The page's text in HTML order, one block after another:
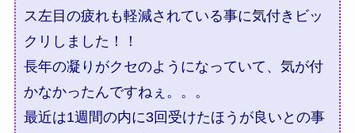
ス左目の疲れも軽減されている事に気付きビッ
クリしました！！
長年の凝りがクセのようになっていて、気が付
かなかったんですねぇ。。。
最近は1週間の内に3回受けたほうが良いとの事